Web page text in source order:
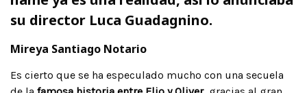
su director Luca Guadagnino.
Mireya Santiago Notario
Es cierto que se ha especulado mucho con una secuela